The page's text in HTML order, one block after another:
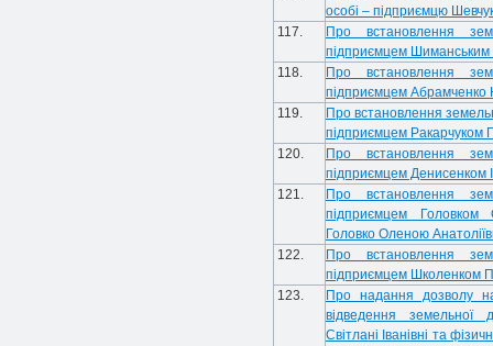
особі – підприємцю
117.
Про встановлення
підприємцем
118.
Про встановлення
підприємцем Абрамченко
119.
Про встановлення
підприємцем
120.
Про встановлення
підприємцем Денисенком
121.
Про встановлення
підприємцем Головком
Головко Оленою
122.
Про встановлення
підприємцем Школенком
123.
Про надання дозволу
відведення земельної
Світлані Іванівні та